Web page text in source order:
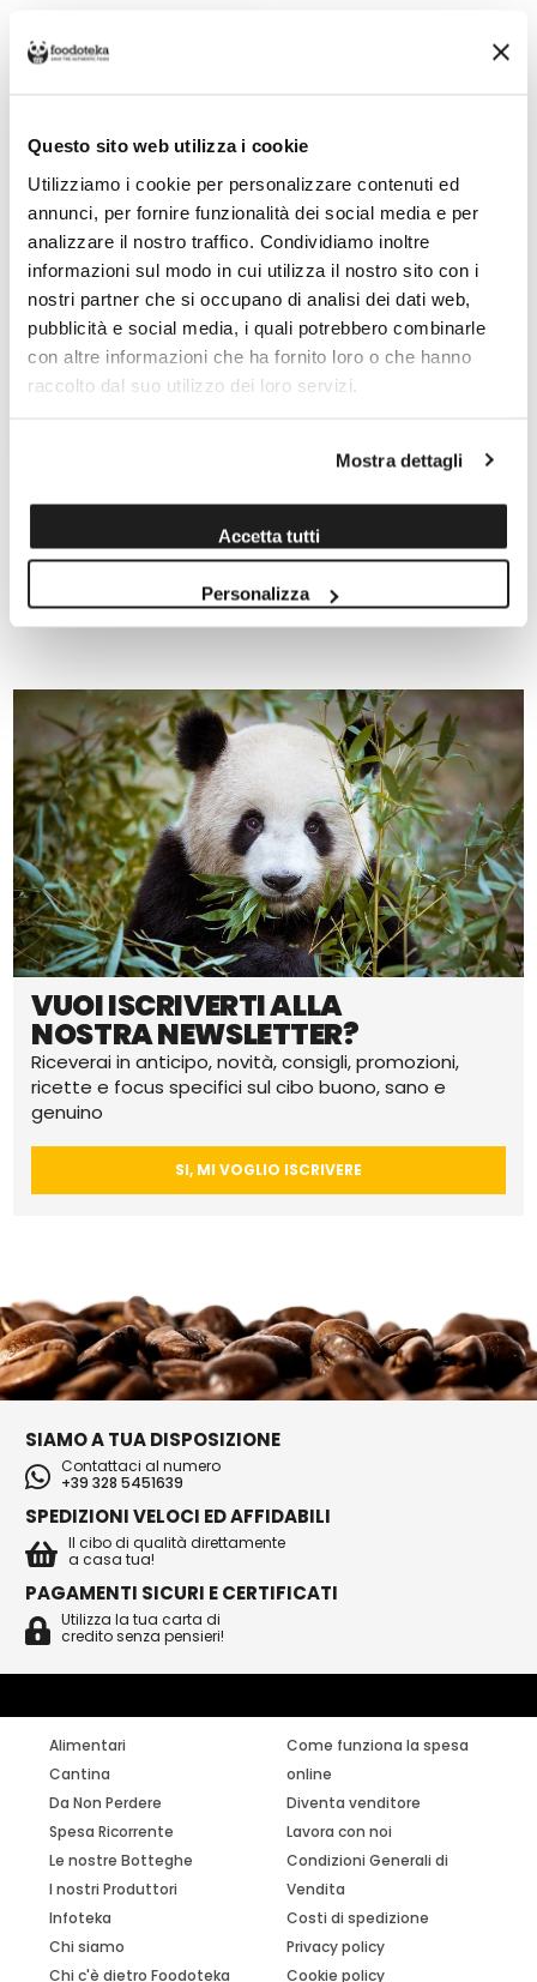
Questo sito web utilizza i cookie
Utilizziamo i cookie per personalizzare contenuti ed
annunci, per fornire funzionalità dei social media e per
analizzare il nostro traffico. Condividiamo inoltre
informazioni sul modo in cui utilizza il nostro sito con i
nostri partner che si occupano di analisi dei dati web,
pubblicità e social media, i quali potrebbero combinarle
con altre informazioni che ha fornito loro o che hanno
raccolto dal suo utilizzo dei loro servizi.
Mostra dettagli
Accetta tutti
Personalizza
SALICORNIA E FILETTI DI ALICI
Venduto da: Saporità
Prodotto da: Saporità
1
VUOI ISCRIVERTI ALLA
NOSTRA NEWSLETTER?
Riceverai in anticipo, novità, consigli, promozioni,
ricette e focus specifici sul cibo buono, sano e
genuino
SI, MI VOGLIO ISCRIVERE
SIAMO A TUA DISPOSIZIONE
Contattaci al numero
+39 328 5451639
SPEDIZIONI VELOCI ED AFFIDABILI
Il cibo di qualità direttamente
a casa tua!
PAGAMENTI SICURI E CERTIFICATI
Utilizza la tua carta di
credito senza pensieri!
Alimentari
Cantina
Da Non Perdere
Spesa Ricorrente
Le nostre Botteghe
I nostri Produttori
Infoteka
Chi siamo
Chi c'è dietro Foodoteka
Come funziona la spesa
online
Diventa venditore
Lavora con noi
Condizioni Generali di
Vendita
Costi di spedizione
Privacy policy
Cookie policy